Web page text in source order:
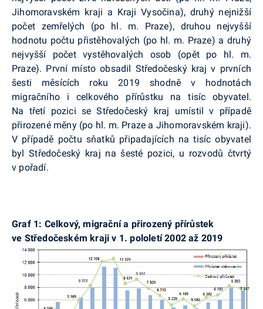
Jihomoravském kraji a Kraji Vysočina), druhý nejnižší
počet zemřelých (po hl. m. Praze), druhou nejvyšší
hodnotu počtu přistěhovalých (po hl. m. Praze) a druhý
nejvyšší počet vystěhovalých osob (opět po hl. m.
Praze). První místo obsadil Středočeský kraj v prvních
šesti měsících roku 2019 shodně v hodnotách
migračního i celkového přírůstku na tisíc obyvatel.
Na třetí pozici se Středočeský kraj umístil v případě
přirozené měny (po hl. m. Praze a Jihomoravském kraji).
V případě počtu sňatků připadajících na tisíc obyvatel
byl Středočeský kraj na šesté pozici, u rozvodů čtvrtý
v pořadí.
Graf 1: Celkový, migrační a přirozený přírůstek
ve Středočeském kraji v 1. pololetí 2002 až 2019